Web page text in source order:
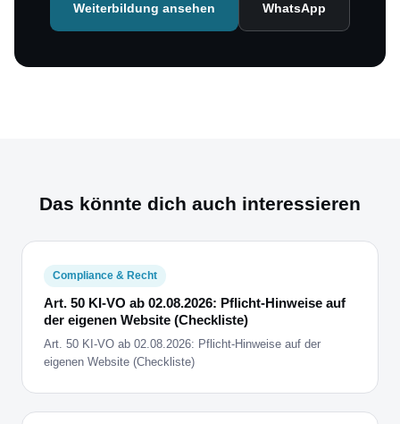
Weiterbildung ansehen WhatsApp
Das könnte dich auch interessieren
Compliance & Recht
Art. 50 KI-VO ab 02.08.2026: Pflicht-Hinweise auf
der eigenen Website (Checkliste)
Art. 50 KI-VO ab 02.08.2026: Pflicht-Hinweise auf der
eigenen Website (Checkliste)